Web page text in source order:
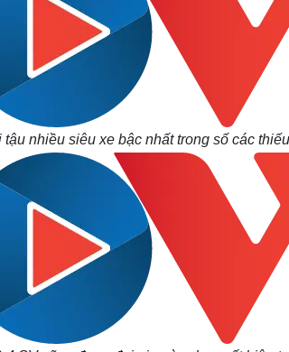
nhiều siêu xe bậc nhất trong số các